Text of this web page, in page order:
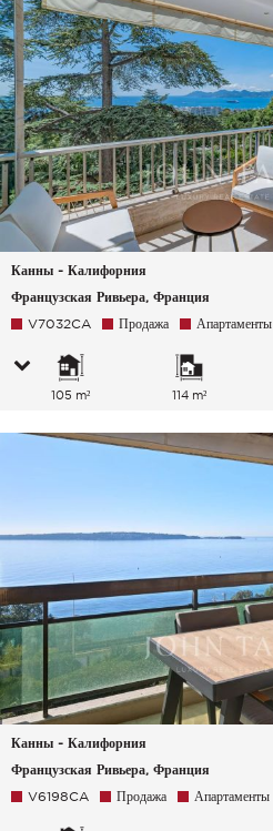
Канны - Калифорния
Французская Ривьера, Франция
V7032CA Продажа Апартаменты
105 m² 114 m²
Канны - Калифорния
Французская Ривьера, Франция
V6198CA Продажа Апартаменты